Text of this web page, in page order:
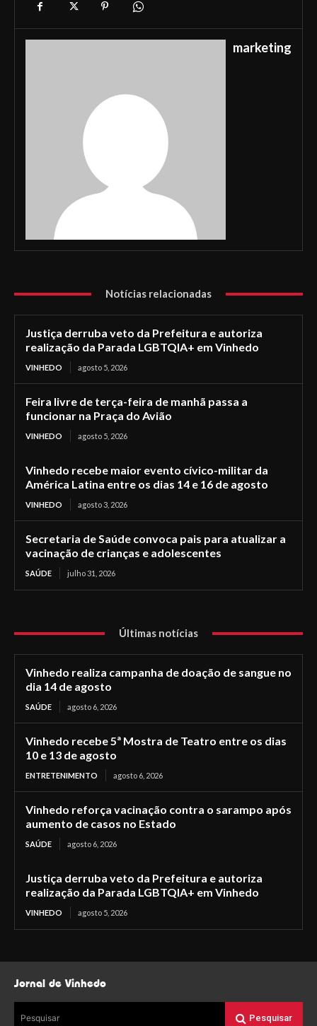
marketing
Notícias relacionadas
Justiça derruba veto da Prefeitura e autoriza
realização da Parada LGBTQIA+ em Vinhedo
VINHEDO agosto 5, 2026
Feira livre de terça-feira de manhã passa a
funcionar na Praça do Avião
VINHEDO agosto 5, 2026
Vinhedo recebe maior evento cívico-militar da
América Latina entre os dias 14 e 16 de agosto
VINHEDO agosto 3, 2026
Secretaria de Saúde convoca pais para atualizar a
vacinação de crianças e adolescentes
SAÚDE julho 31, 2026
Últimas notícias
Vinhedo realiza campanha de doação de sangue no
dia 14 de agosto
SAÚDE agosto 6, 2026
Vinhedo recebe 5ª Mostra de Teatro entre os dias
10 e 13 de agosto
ENTRETENIMENTO agosto 6, 2026
Vinhedo reforça vacinação contra o sarampo após
aumento de casos no Estado
SAÚDE agosto 6, 2026
Justiça derruba veto da Prefeitura e autoriza
realização da Parada LGBTQIA+ em Vinhedo
VINHEDO agosto 5, 2026
Jornal de Vinhedo
Pesquisar Pesquisar